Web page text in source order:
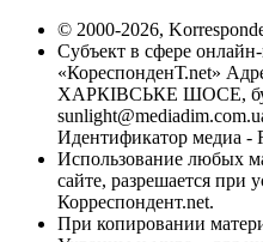
© 2000-2026,
Субъект в сфере
«КореспонденТ.net»
ХАРКІВСЬКЕ ШОСЕ,
Идентификатор медиа -
Использование любых
сайте, разрешается при
Корреспондент.net.
При копировании